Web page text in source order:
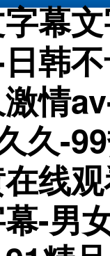
幕
韩
情
久-
线
-男